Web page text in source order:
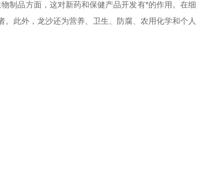
制品方面，这对新药和保健产品开发有*的作用。在细
此外，龙沙还为营养、卫生、防腐、农用化学和个人